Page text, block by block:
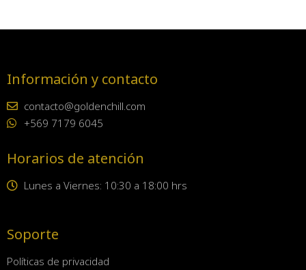
Información y contacto
contacto@goldenchill.com
+569 7179 6045
Horarios de atención
Lunes a Viernes: 10:30 a 18:00 hrs
Soporte
Políticas de privacidad